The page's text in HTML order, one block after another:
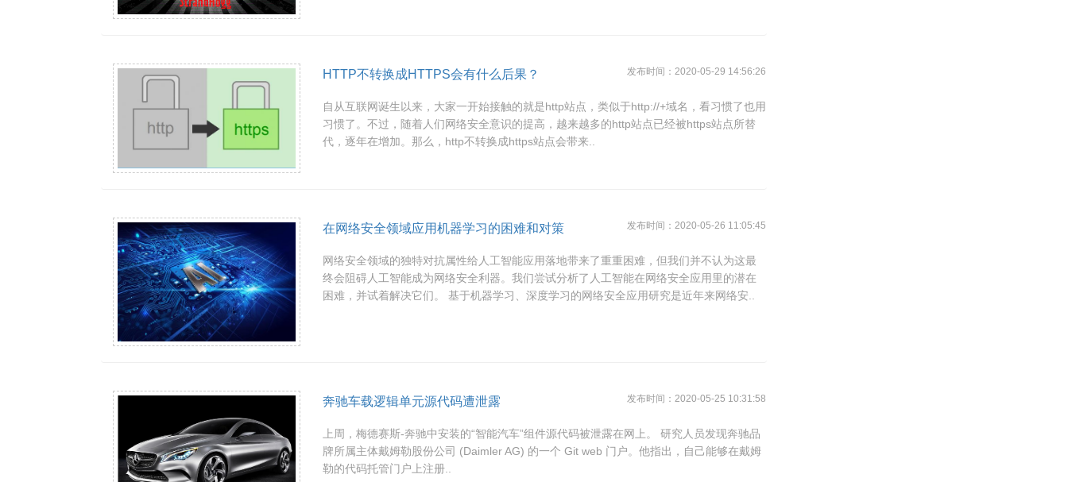
HTTP不转换成HTTPS会有什么后果？ 发布时间：2020-05-29 14:56:26
自从互联网诞生以来，大家一开始接触的就是http站点，类似于http://+域名，看习惯了也用
习惯了。不过，随着人们网络安全意识的提高，越来越多的http站点已经被https站点所替
代，逐年在增加。那么，http不转换成https站点会带来..
在网络安全领域应用机器学习的困难和对策 发布时间：2020-05-26 11:05:45
网络安全领域的独特对抗属性给人工智能应用落地带来了重重困难，但我们并不认为这最
终会阻碍人工智能成为网络安全利器。我们尝试分析了人工智能在网络安全应用里的潜在
困难，并试着解决它们。 基于机器学习、深度学习的网络安全应用研究是近年来网络安..
奔驰车载逻辑单元源代码遭泄露 发布时间：2020-05-25 10:31:58
上周，梅德赛斯-奔驰中安装的“智能汽车”组件源代码被泄露在网上。 研究人员发现奔驰品
牌所属主体戴姆勒股份公司 (Daimler AG) 的一个 Git web 门户。他指出，自己能够在戴姆
勒的代码托管门户上注册..